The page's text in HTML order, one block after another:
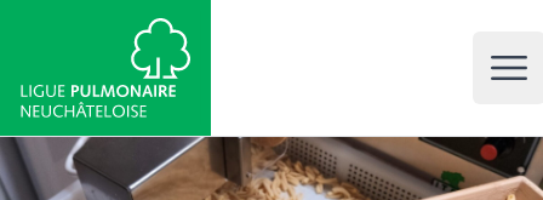
LPNE, Ligue pulmonaire neuchâteloise
Open